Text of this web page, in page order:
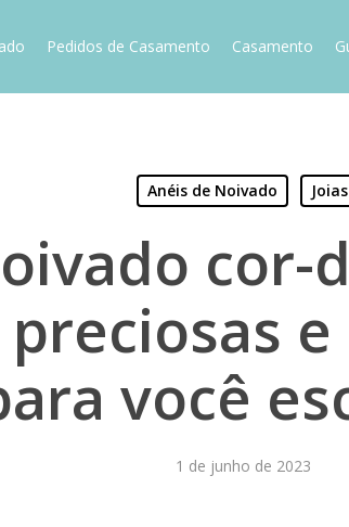
Pedidos de Casamento Casamento
Anéis de Noivado Joias
cor-
você
1 de junho de 2023